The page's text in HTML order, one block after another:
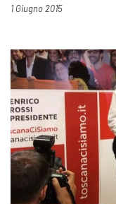
Pubblicato il
1 Giugno 2015